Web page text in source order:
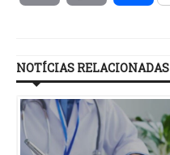
NOTÍCIAS RELACIONADAS